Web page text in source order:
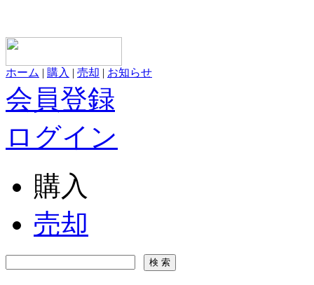
ホーム | 購入 | 売却 | お知らせ
会員登録
ログイン
購入
売却